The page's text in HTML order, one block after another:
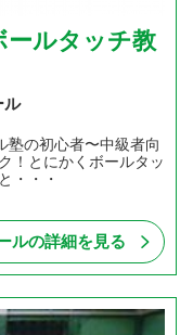
ルタッチ教
ル
塾の初心者〜中級者向
！とにかくボールタッ
・・・
ルの詳細を見る